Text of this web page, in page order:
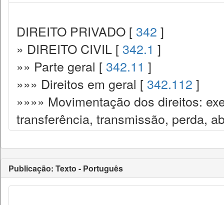
DIREITO PRIVADO [ 342 ]
» DIREITO CIVIL [ 342.1 ]
»» Parte geral [ 342.11 ]
»»» Direitos em geral [ 342.112 ]
»»»» Movimentação dos direitos:
transferência, transmissão, perda,
Publicação: Texto - Português